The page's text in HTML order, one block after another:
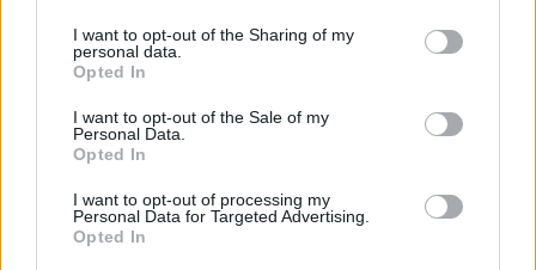
not limited to your visit or usage behaviour. You may click to
grant or deny consent to Google and its third-party tags to
use your data for below specified purposes in below Google
consent section.
I want to opt-out of the Sharing of my
personal data.
Opted In
I want to opt-out of the Sale of my
Personal Data.
Opted In
I want to opt-out of processing my
Personal Data for Targeted Advertising.
Opted In